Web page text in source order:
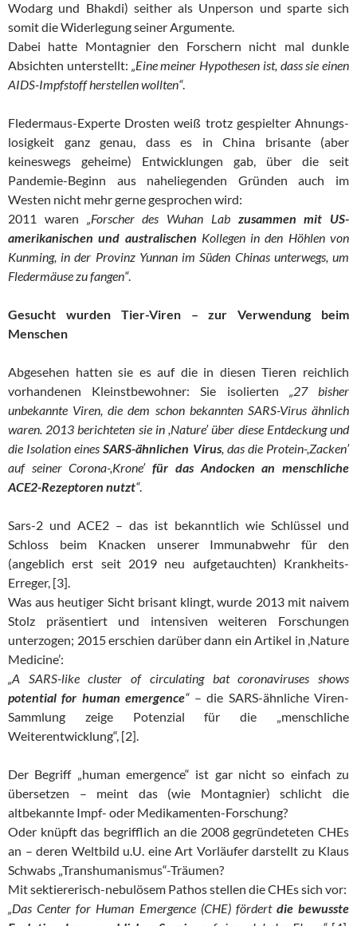
Wodarg und Bhakdi) seither als Unperson und sparte sich
somit die Widerlegung seiner Argumente.
Dabei hatte Montagnier den Forschern nicht mal dunkle
Absichten unterstellt: „Eine meiner Hypothesen ist, dass sie einen
AIDS-Impfstoff herstellen wollten“.
Fledermaus-Experte Drosten weiß trotz gespielter Ahnungs-
losigkeit ganz genau, dass es in China brisante (aber
keineswegs geheime) Entwicklungen gab, über die seit
Pandemie-Beginn aus naheliegenden Gründen auch im
Westen nicht mehr gerne gesprochen wird:
2011 waren „Forscher des Wuhan Lab zusammen mit US-
amerikanischen und australischen Kollegen in den Höhlen von
Kunming, in der Provinz Yunnan im Süden Chinas unterwegs, um
Fledermäuse zu fangen“.
Gesucht wurden Tier-Viren – zur Verwendung beim
Menschen
Abgesehen hatten sie es auf die in diesen Tieren reichlich
vorhandenen Kleinstbewohner: Sie isolierten „27 bisher
unbekannte Viren, die dem schon bekannten SARS-Virus ähnlich
waren. 2013 berichteten sie in ,Nature’ über diese Entdeckung und
die Isolation einesSARS-ähnlichen Virus, das die Protein-,Zacken’
auf seiner Corona-,Krone’für das Andocken an menschliche
ACE2-Rezeptoren nutzt“.
Sars-2 und ACE2 – das ist bekanntlich wie Schlüssel und
Schloss beim Knacken unserer Immunabwehr für den
(angeblich erst seit 2019 neu aufgetauchten) Krankheits-
Erreger, [3].
Was aus heutiger Sicht brisant klingt, wurde 2013 mit naivem
Stolz präsentiert und intensiven weiteren Forschungen
unterzogen; 2015 erschien darüber dann ein Artikel in ,Nature
Medicine’:
„A SARS-like cluster of circulating bat coronaviruses shows
potential for human emergence“– die SARS-ähnliche Viren-
Sammlung zeige Potenzial für die „menschliche
Weiterentwicklung“, [2].
Der Begriff „human emergence“ ist gar nicht so einfach zu
übersetzen – meint das (wie Montagnier) schlicht die
altbekannte Impf- oder Medikamenten-Forschung?
Oder knüpft das begrifflich an die 2008 gegründeteten CHEs
an – deren Weltbild u.U. eine Art Vorläufer darstellt zu Klaus
Schwabs „Transhumanismus“-Träumen?
Mit sektiererisch-nebulösem Pathos stellen die CHEs sich vor:
„Das Center for Human Emergence (CHE) fördert die bewusste